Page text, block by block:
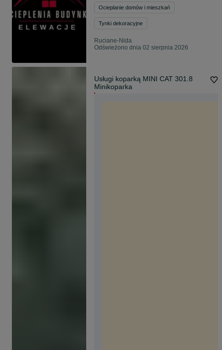
Ocieplanie domów i mieszkań
Tynki dekoracyjne
Ruciane-Nida
Odświeżono dnia 02 sierpnia 2026
Usługi koparką MINI CAT 301.8
Minikoparka